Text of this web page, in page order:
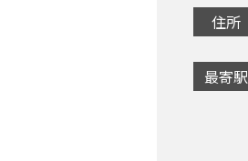
住所
最寄駅